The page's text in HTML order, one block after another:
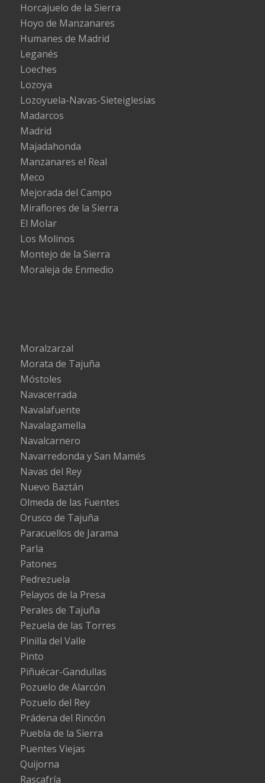
Horcajuelo de la Sierra
Hoyo de Manzanares
Humanes de Madrid
Leganés
Loeches
Lozoya
Lozoyuela-Navas-Sieteiglesias
Madarcos
Madrid
Majadahonda
Manzanares el Real
Meco
Mejorada del Campo
Miraflores de la Sierra
El Molar
Los Molinos
Montejo de la Sierra
Moraleja de Enmedio
Moralzarzal
Morata de Tajuña
Móstoles
Navacerrada
Navalafuente
Navalagamella
Navalcarnero
Navarredonda y San Mamés
Navas del Rey
Nuevo Baztán
Olmeda de las Fuentes
Orusco de Tajuña
Paracuellos de Jarama
Parla
Patones
Pedrezuela
Pelayos de la Presa
Perales de Tajuña
Pezuela de las Torres
Pinilla del Valle
Pinto
Piñuécar-Gandullas
Pozuelo de Alarcón
Pozuelo del Rey
Prádena del Rincón
Puebla de la Sierra
Puentes Viejas
Quijorna
Rascafría